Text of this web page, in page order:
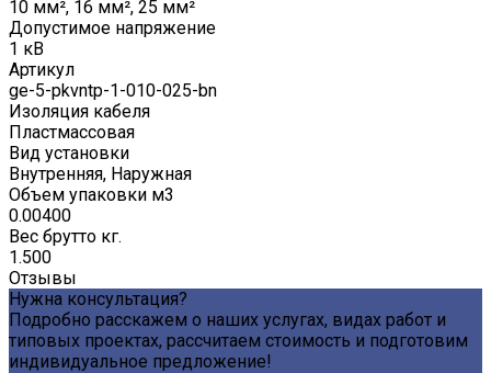
10 мм², 16 мм², 25 мм²
Допустимое напряжение
1 кВ
Артикул
ge-5-pkvntp-1-010-025-bn
Изоляция кабеля
Пластмассовая
Вид установки
Внутренняя, Наружная
Объем упаковки м3
0.00400
Вес брутто кг.
1.500
Отзывы
Нужна консультация?
Подробно расскажем о наших услугах, видах работ и
типовых проектах, рассчитаем стоимость и подготовим
индивидуальное предложение!